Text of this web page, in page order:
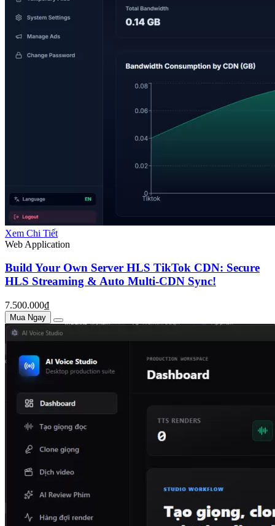
Xem Chi Tiết
Web Application
Build Your Own Server HLS TikTok CDN: Secure
HLS Streaming & Auto Multi-CDN Sync!
7.500.000₫
Mua Ngay